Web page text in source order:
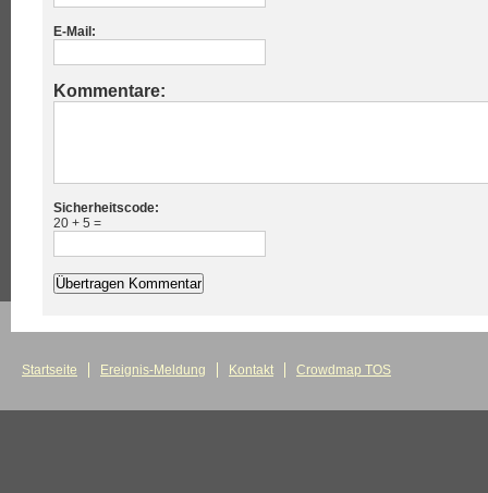
E-Mail:
Kommentare:
Sicherheitscode:
20 + 5 =
Startseite Ereignis-Meldung Kontakt Crowdmap TOS